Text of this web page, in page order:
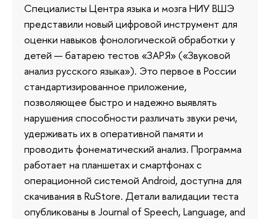
Специалисты Центра языка и мозга НИУ ВШЭ
представили новый цифровой инструмент для
оценки навыков фонологической обработки у
детей — батарею тестов «ЗАРЯ» («Звуковой
анализ русского языка»). Это первое в России
стандартизированное приложение,
позволяющее быстро и надежно выявлять
нарушения способности различать звуки речи,
удерживать их в оперативной памяти и
проводить фонематический анализ. Программа
работает на планшетах и смартфонах с
операционной системой Android, доступна для
скачивания в RuStore. Детали валидации теста
опубликованы в Journal of Speech, Language, and